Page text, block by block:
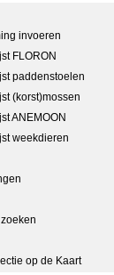
invoeren
FLORON
paddenstoelen
(korst)mossen
ANEMOON
weekdieren
op de Kaart